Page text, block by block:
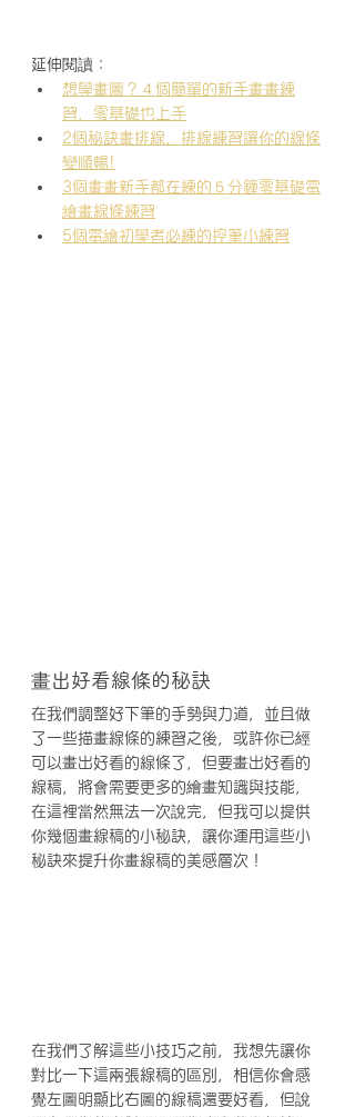
延伸閱讀：
想學畫圖？４個簡單的新手畫畫練
習，零基礎也上手
2個秘訣畫排線，排線練習讓你的線條
變順暢!
3個畫畫新手都在練的５分鐘零基礎電
繪畫線條練習
5個電繪初學者必練的控筆小練習
畫出好看線條的秘訣
在我們調整好下筆的手勢與力道，並且做
了一些描畫線條的練習之後，或許你已經
可以畫出好看的線條了，但要畫出好看的
線稿，將會需要更多的繪畫知識與技能，
在這裡當然無法一次說完，但我可以提供
你幾個畫線稿的小秘訣，讓你運用這些小
秘訣來提升你畫線稿的美感層次！
在我們了解這些小技巧之前，我想先讓你
對比一下這兩張線稿的區別，相信你會感
覺左圖明顯比右圖的線稿還要好看，但說